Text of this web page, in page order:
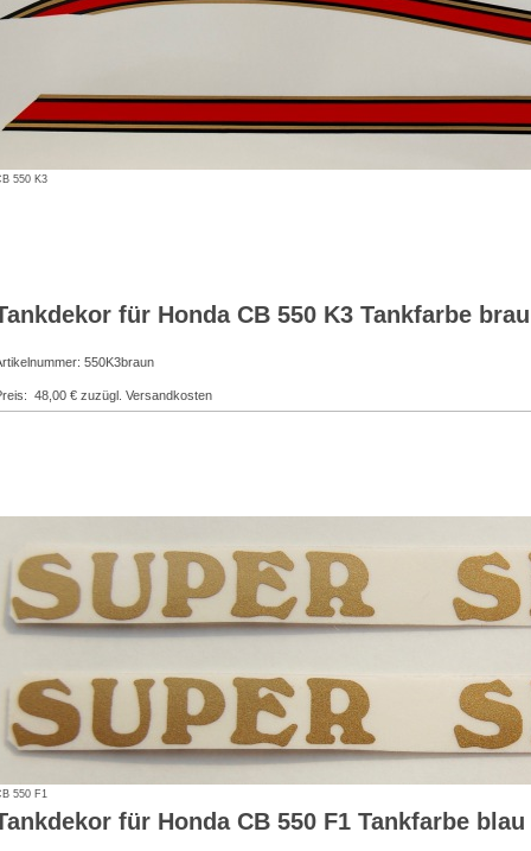
550 K3
für Honda CB 550 K3 Tankfarbe
550K3braun
48,00 € zuzügl. Versandkosten
550 F1
für Honda CB 550 F1 Tankfarbe blau